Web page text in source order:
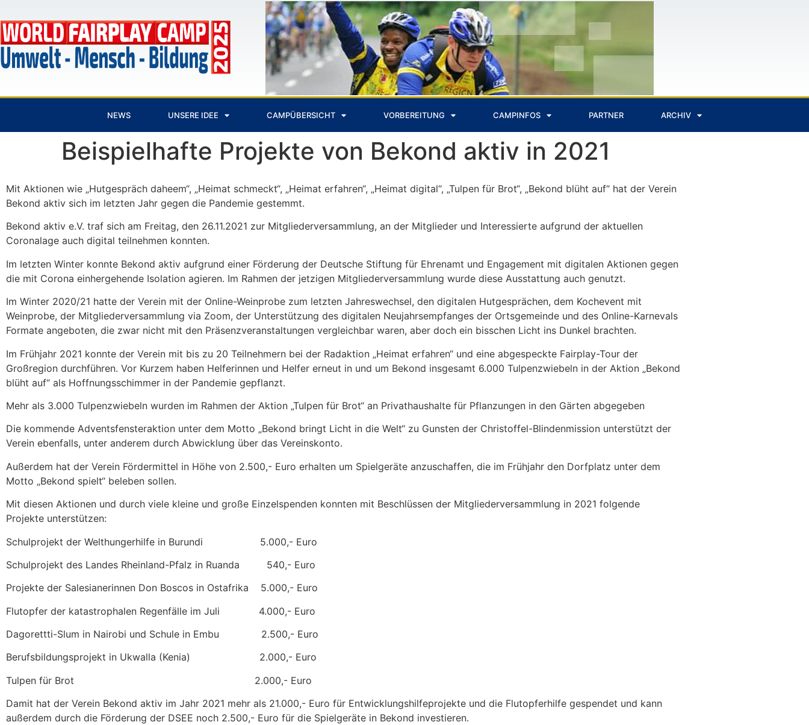
NEWS UNSERE IDEE CAMPÜBERSICHT VORBEREITUNG CAMPINFOS PARTNER ARCHIV
Beispielhafte Projekte von Bekond aktiv in 2021
Mit Aktionen wie „Hutgespräch daheem“, „Heimat schmeckt“, „Heimat erfahren“, „Heimat digital“, „Tulpen für Brot“, „Bekond blüht auf“ hat der Verein
Bekond aktiv sich im letzten Jahr gegen die Pandemie gestemmt.
Bekond aktiv e.V. traf sich am Freitag, den 26.11.2021 zur Mitgliederversammlung, an der Mitglieder und Interessierte aufgrund der aktuellen
Coronalage auch digital teilnehmen konnten.
Im letzten Winter konnte Bekond aktiv aufgrund einer Förderung der Deutsche Stiftung für Ehrenamt und Engagement mit digitalen Aktionen gegen
die mit Corona einhergehende Isolation agieren. Im Rahmen der jetzigen Mitgliederversammlung wurde diese Ausstattung auch genutzt.
Im Winter 2020/21 hatte der Verein mit der Online-Weinprobe zum letzten Jahreswechsel, den digitalen Hutgesprächen, dem Kochevent mit
Weinprobe, der Mitgliederversammlung via Zoom, der Unterstützung des digitalen Neujahrsempfanges der Ortsgemeinde und des Online-Karnevals
Formate angeboten, die zwar nicht mit den Präsenzveranstaltungen vergleichbar waren, aber doch ein bisschen Licht ins Dunkel brachten.
Im Frühjahr 2021 konnte der Verein mit bis zu 20 Teilnehmern bei der Radaktion „Heimat erfahren“ und eine abgespeckte Fairplay-Tour der
Großregion durchführen. Vor Kurzem haben Helferinnen und Helfer erneut in und um Bekond insgesamt 6.000 Tulpenzwiebeln in der Aktion „Bekond
blüht auf“ als Hoffnungsschimmer in der Pandemie gepflanzt.
Mehr als 3.000 Tulpenzwiebeln wurden im Rahmen der Aktion „Tulpen für Brot“ an Privathaushalte für Pflanzungen in den Gärten abgegeben
Die kommende Adventsfensteraktion unter dem Motto „Bekond bringt Licht in die Welt“ zu Gunsten der Christoffel-Blindenmission unterstützt der
Verein ebenfalls, unter anderem durch Abwicklung über das Vereinskonto.
Außerdem hat der Verein Fördermittel in Höhe von 2.500,- Euro erhalten um Spielgeräte anzuschaffen, die im Frühjahr den Dorfplatz unter dem
Motto „Bekond spielt“ beleben sollen.
Mit diesen Aktionen und durch viele kleine und große Einzelspenden konnten mit Beschlüssen der Mitgliederversammlung in 2021 folgende
Projekte unterstützen:
Schulprojekt der Welthungerhilfe in Burundi 5.000,- Euro
Schulprojekt des Landes Rheinland-Pfalz in Ruanda 540,- Euro
Projekte der Salesianerinnen Don Boscos in Ostafrika 5.000,- Euro
Flutopfer der katastrophalen Regenfälle im Juli 4.000,- Euro
Dagorettti-Slum in Nairobi und Schule in Embu 2.500,- Euro
Berufsbildungsprojekt in Ukwalla (Kenia) 2.000,- Euro
Tulpen für Brot 2.000,- Euro
Damit hat der Verein Bekond aktiv im Jahr 2021 mehr als 21.000,- Euro für Entwicklungshilfeprojekte und die Flutopferhilfe gespendet und kann
außerdem durch die Förderung der DSEE noch 2.500,- Euro für die Spielgeräte in Bekond investieren.